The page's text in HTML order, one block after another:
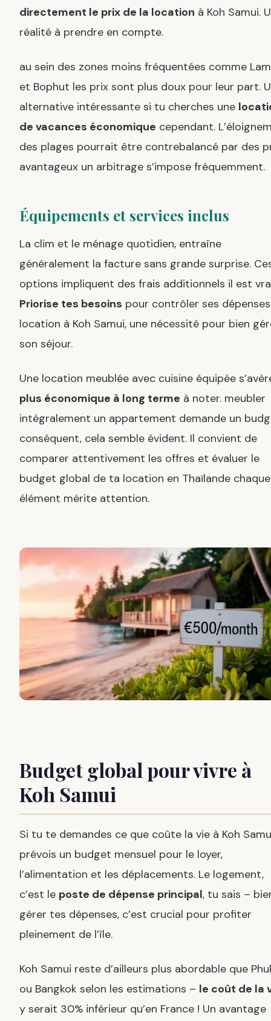
directement le prix de la location à Koh Samui.
réalité à prendre en compte.
au sein des zones moins fréquentées comme
et Bophut les prix sont plus doux pour leur part.
alternative intéressante si tu cherches une
de vacances économique cependant.
des plages pourrait être contrebalancé par des
avantageux un arbitrage s’impose fréquemment.
Équipements et services inclus
La clim et le ménage quotidien, entraîne
généralement la facture sans grande surprise.
options impliquent des frais additionnels il est
Priorise tes besoins pour contrôler ses dépenses
location à Koh Samui, une nécessité pour bien
son séjour.
Une location meublée avec cuisine équipée
plus économique à long terme à noter. meubler
intégralement un appartement demande un
conséquent, cela semble évident. Il convient de
comparer attentivement les offres et évaluer le
budget global de ta location en Thaïlande chaque
élément mérite attention.
Budget global pour vivre à
Koh Samui
Si tu te demandes ce que coûte la vie à Koh
prévois un budget mensuel pour le loyer,
l’alimentation et les déplacements. Le logement,
c’est le poste de dépense principal, tu sais –
gérer tes dépenses, c’est crucial pour profiter
pleinement de l’île.
Koh Samui reste d’ailleurs plus abordable que
ou Bangkok selon les estimations – le coût de la
y serait 30% inférieur qu’en France ! Un avantage